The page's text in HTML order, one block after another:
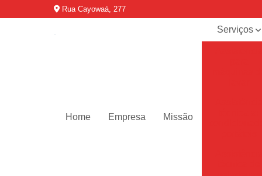
Rua Cayowaá, 277
Home Empresa Missão
Serviços